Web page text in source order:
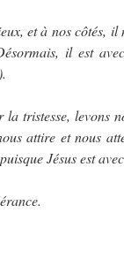
et à nos côtés, il
il est
la tristesse, levons
attire et nous
Jésus est